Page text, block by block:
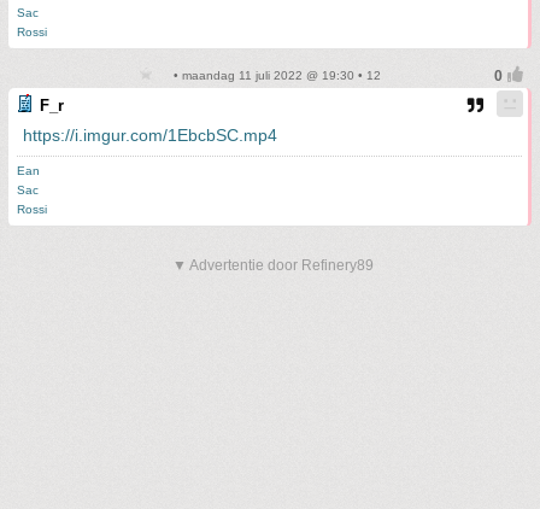
Sac
Rossi
• maandag 11 juli 2022 @ 19:30 • 12
F_r
https://i.imgur.com/1EbcbSC.mp4
Ean
Sac
Rossi
▼ Advertentie door Refinery89